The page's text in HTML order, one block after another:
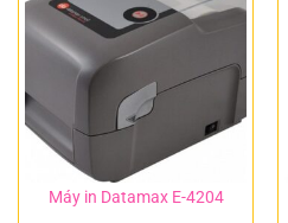
Máy in Datamax E-4204